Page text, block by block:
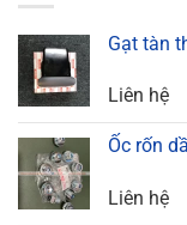
Gạt tàn
Liên hệ
Ốc rốn
Liên hệ